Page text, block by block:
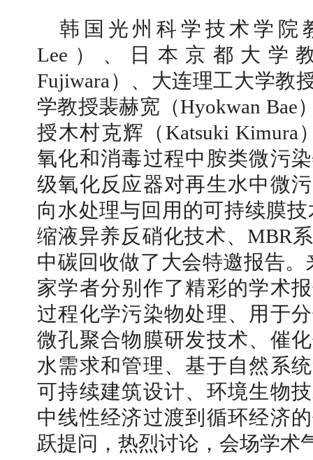
韩国光州科学技术学院
Lee）、日本京都大学
Fujiwara）、大连理工大学教
学教授裴赫宽（Hyokwan Bae
授木村克辉（Katsuki Kimura
氧化和消毒过程中胺类微污
级氧化反应器对再生水中微
向水处理与回用的可持续膜
缩液异养反硝化技术、MBR
中碳回收做了大会特邀报告
家学者分别作了精彩的学术
过程化学污染物处理、用于
微孔聚合物膜研发技术、催
水需求和管理、基于自然系
可持续建筑设计、环境生物
中线性经济过渡到循环经济
跃提问，热烈讨论，会场学术